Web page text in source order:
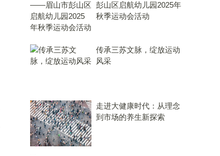
彭山区启航幼儿园2025年
秋季运动会活动
传承三苏文脉，绽放运动
风采
走进大健康时代：从理念
到市场的养生新探索